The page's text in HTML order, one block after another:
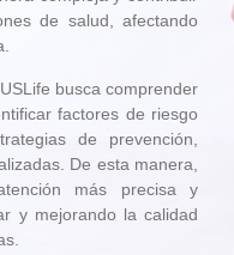
de salud, afectando
busca comprender
factores de riesgo
de prevención,
De esta manera,
más precisa y
y mejorando la calidad